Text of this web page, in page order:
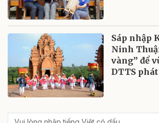
Sáp nhập
Ninh
vàng” để
DTTS